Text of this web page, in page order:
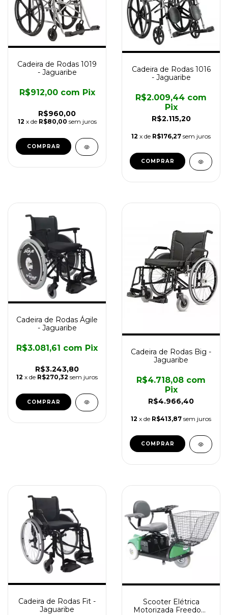
Cadeira de Rodas 1019
- Jaguaribe
R$960,00
R$912,00 com Pix
12 x de R$80,00 sem juros
Cadeira de Rodas 1016
- Jaguaribe
R$2.115,20
R$2.009,44 com
Pix
12 x de R$176,27 sem juros
Cadeira de Rodas Ágile
- Jaguaribe
R$3.243,80
R$3.081,61 com Pix
12 x de R$270,32 sem juros
Cadeira de Rodas Big -
Jaguaribe
R$4.966,40
R$4.718,08 com
Pix
12 x de R$413,87 sem juros
Cadeira de Rodas Fit -
Jaguaribe
Scooter Elétrica
Motorizada Freedom